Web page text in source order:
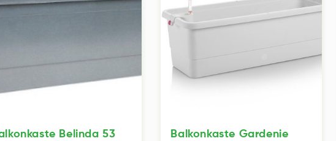
Belinda 53
Balkonkaste Gardenie